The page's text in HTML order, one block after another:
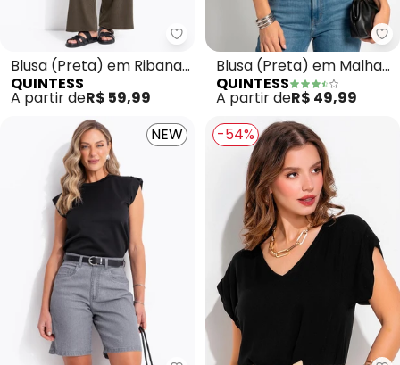
Quintess - Blusa (Preta) em
Blusa (Preta) em Ribana
Canelada
QUINTESS
A partir deR$ 59,99
Blusa (Preta) em Malha
de Viscose
QUINTESS
A partir deR$ 49,99
NEW
-54%